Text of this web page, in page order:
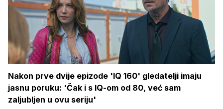
Nakon prve dvije epizode 'IQ 160' gledatelji imaju
jasnu poruku: 'Čak i s IQ-om od 80, već sam
zaljubljen u ovu seriju'